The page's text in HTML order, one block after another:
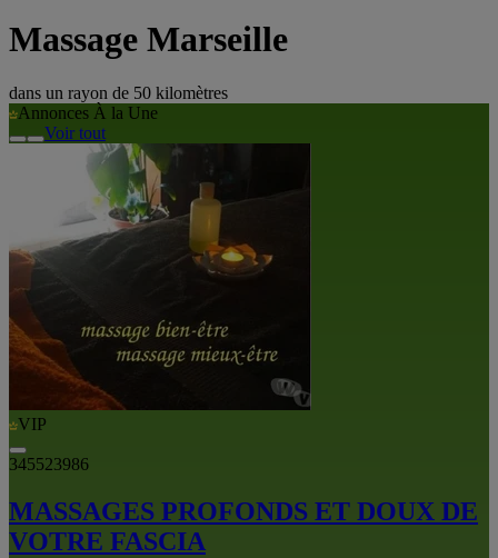
Massage Marseille
dans un rayon de 50 kilomètres
Annonces À la Une
Voir tout
VIP
345523986
MASSAGES PROFONDS ET DOUX DE
VOTRE FASCIA